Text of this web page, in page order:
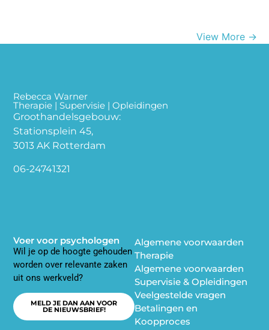
View More →
Rebecca Warner
Therapie | Supervisie | Opleidingen
Groothandelsgebouw:
Stationsplein 45,
3013 AK Rotterdam
06-24741321
Algemene voorwaarden
Therapie
Algemene voorwaarden
Supervisie & Opleidingen
Veelgestelde vragen
Betalingen en
Koopproces
Voer voor psychologen
Wil je op de hoogte gehouden
worden over relevante zaken
uit ons werkveld?
MELD JE DAN AAN VOOR
DE NIEUWSBRIEF!